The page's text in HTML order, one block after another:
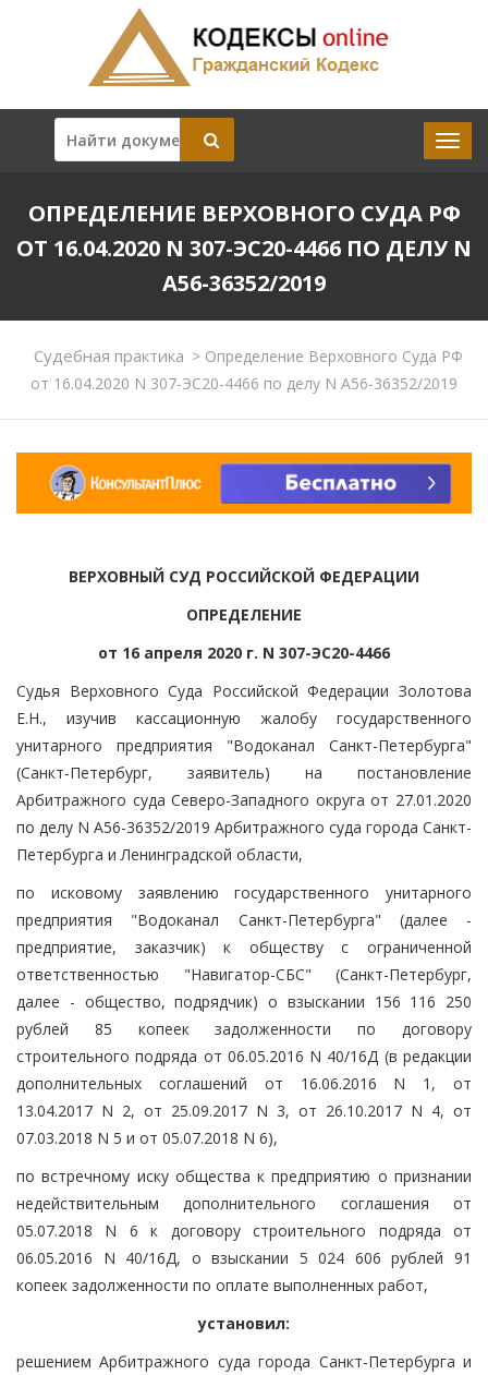
ОПРЕДЕЛЕНИЕ ВЕРХОВНОГО СУДА РФ
ОТ 16.04.2020 N 307-ЭС20-4466 ПО ДЕЛУ N
А56-36352/2019
Судебная практика >Определение Верховного Суда РФ
от 16.04.2020 N 307-ЭС20-4466 по делу N А56-36352/2019
ВЕРХОВНЫЙ СУД РОССИЙСКОЙ ФЕДЕРАЦИИ
ОПРЕДЕЛЕНИЕ
от 16 апреля 2020 г. N 307-ЭС20-4466
Судья Верховного Суда Российской Федерации Золотова
Е.Н., изучив кассационную жалобу государственного
унитарного предприятия "Водоканал Санкт-Петербурга"
(Санкт-Петербург, заявитель) на постановление
Арбитражного суда Северо-Западного округа от 27.01.2020
по делу N А56-36352/2019 Арбитражного суда города Санкт-
Петербурга и Ленинградской области,
по исковому заявлению государственного унитарного
предприятия "Водоканал Санкт-Петербурга" (далее -
предприятие, заказчик) к обществу с ограниченной
ответственностью "Навигатор-СБС" (Санкт-Петербург,
далее - общество, подрядчик) о взыскании 156 116 250
рублей 85 копеек задолженности по договору
строительного подряда от 06.05.2016 N 40/16Д (в редакции
дополнительных соглашений от 16.06.2016 N 1, от
13.04.2017 N 2, от 25.09.2017 N 3, от 26.10.2017 N 4, от
07.03.2018 N 5 и от 05.07.2018 N 6),
по встречному иску общества к предприятию о признании
недействительным дополнительного соглашения от
05.07.2018 N 6 к договору строительного подряда от
06.05.2016 N 40/16Д, о взыскании 5 024 606 рублей 91
копеек задолженности по оплате выполненных работ,
установил:
решением Арбитражного суда города Санкт-Петербурга и